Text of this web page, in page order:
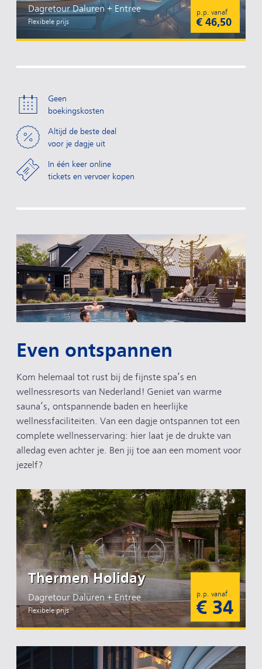
Dagretour Daluren + Entree
Flexibele prijs
p.p. vanaf
€ 46,50
Geen
boekingskosten
Altijd de beste deal
voor je dagje uit
In één keer online
tickets en vervoer kopen
Even ontspannen
Kom helemaal tot rust bij de fijnste spa’s en
wellnessresorts van Nederland! Geniet van warme
sauna’s, ontspannende baden en heerlijke
wellnessfaciliteiten. Van een dagje ontspannen tot een
complete wellnesservaring: hier laat je de drukte van
alledag even achter je. Ben jij toe aan een moment voor
jezelf?
Thermen Holiday
Dagretour Daluren + Entree
Flexibele prijs
p.p. vanaf
€ 34